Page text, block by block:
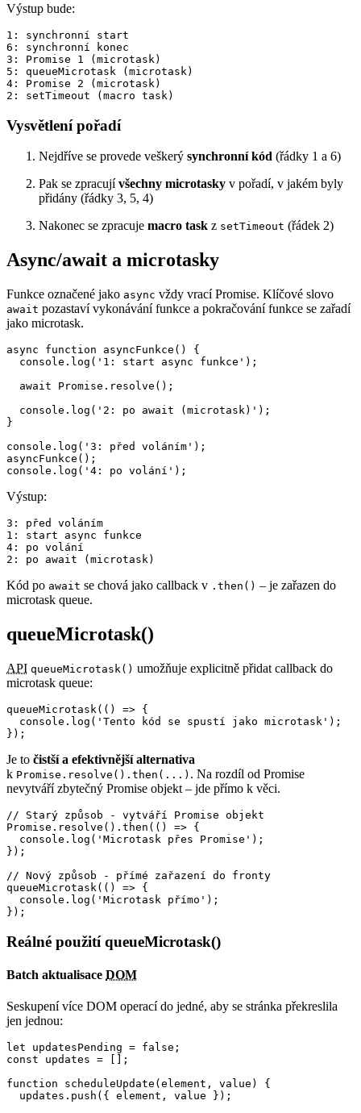
Výstup bude:
1: synchronní start
6: synchronní konec
3: Promise 1 (microtask)
5: queueMicrotask (microtask)
4: Promise 2 (microtask)
Vysvětlení pořadí
Nejdříve se provede veškerý synchronní kód (řádky 1 a 6)
Pak se zpracujívšechny microtasky v pořadí, v jakém byly
přidány (řádky 3, 5, 4)
Nakonec se zpracuje macro task z setTimeout (řádek 2)
Async/await a microtasky
Funkce označené jako async vždy vrací Promise. Klíčové slovo
await pozastaví vykonávání funkce a pokračování funkce se zařadí
jako microtask.
async function asyncFunkce() {
  console.log('1: start async funkce');
  await Promise.resolve();
  console.log('2: po await (microtask)');
}
console.log('3: před voláním');
asyncFunkce();
Výstup:
3: před voláním
1: start async funkce
4: po volání
Kód po await se chová jako callback v .then() – je zařazen do
microtask queue.
queueMicrotask()
API queueMicrotask() umožňuje explicitně přidat callback do
microtask queue:
queueMicrotask(() => {
  console.log('Tento kód se spustí jako microtask');
Je to čistší a efektivnější alternativa
k Promise.resolve().then(...) . Na rozdíl od Promise
nevytváří zbytečný Promise objekt – jde přímo k věci.
// Starý způsob - vytváří Promise objekt
Promise.resolve().then(() => {
  console.log('Microtask přes Promise');
});
// Nový způsob - přímé zařazení do fronty
queueMicrotask(() => {
  console.log('Microtask přímo');
Reálné použití queueMicrotask()
Batch aktualisace DOM
Seskupení více DOM operací do jedné, aby se stránka překreslila
jen jednou:
let updatesPending = false;
const updates = [];
function scheduleUpdate(element, value) {
  updates.push({ element, value });